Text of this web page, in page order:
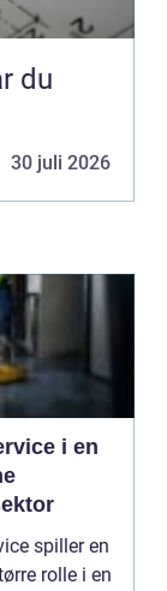
30 juli 2026
i en
spiller en
rolle i en